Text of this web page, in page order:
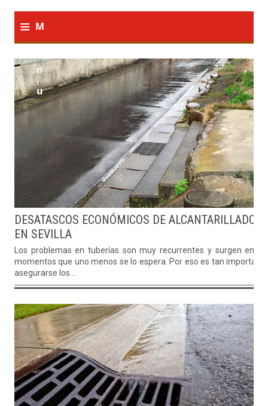
≡ M
e
n
u
DESATASCOS ECONÓMICOS DE ALCANTARILLADO
EN SEVILLA
Los problemas en tuberías son muy recurrentes y surgen en los
momentos que uno menos se lo espera. Por eso es tan importante
asegurarse los...